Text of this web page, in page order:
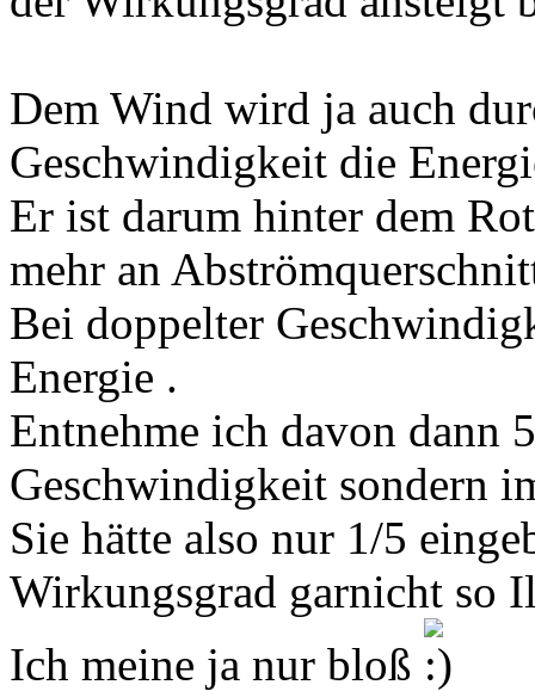
Dem Wind wird ja auch
Geschwindigkeit die
Er ist darum hinter dem
mehr an
Bei doppelter
Energie .
Entnehme ich davon dann
Geschwindigkeit sondern
Sie hätte also nur 1/5
Wirkungsgrad garnicht so
Ich meine ja nur bloß